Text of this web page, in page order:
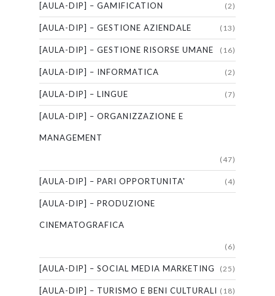
[AULA-DIP] – GAMIFICATION (2)
[AULA-DIP] – GESTIONE AZIENDALE (13)
[AULA-DIP] – GESTIONE RISORSE UMANE (16)
[AULA-DIP] – INFORMATICA (2)
[AULA-DIP] – LINGUE (7)
[AULA-DIP] – ORGANIZZAZIONE E
MANAGEMENT
(47)
[AULA-DIP] – PARI OPPORTUNITA' (4)
[AULA-DIP] – PRODUZIONE
CINEMATOGRAFICA
(6)
[AULA-DIP] – SOCIAL MEDIA MARKETING (25)
[AULA-DIP] – TURISMO E BENI CULTURALI (18)